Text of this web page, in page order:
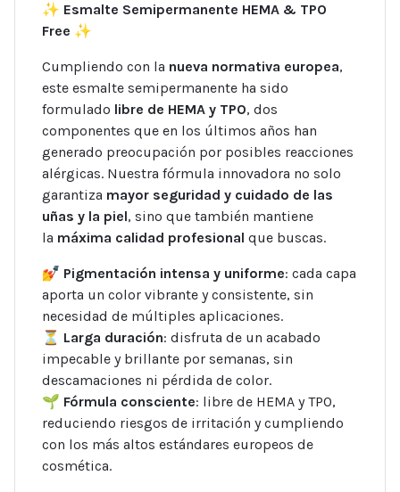
✨ Esmalte Semipermanente HEMA & TPO
Free ✨
Cumpliendo con la nueva normativa europea,
este esmalte semipermanente ha sido
formulado libre de HEMA y TPO, dos
componentes que en los últimos años han
generado preocupación por posibles reacciones
alérgicas. Nuestra fórmula innovadora no solo
garantiza mayor seguridad y cuidado de las
uñas y la piel, sino que también mantiene
la máxima calidad profesional que buscas.
💅 Pigmentación intensa y uniforme: cada capa
aporta un color vibrante y consistente, sin
necesidad de múltiples aplicaciones.
⏳ Larga duración: disfruta de un acabado
impecable y brillante por semanas, sin
descamaciones ni pérdida de color.
🌱 Fórmula consciente: libre de HEMA y TPO,
reduciendo riesgos de irritación y cumpliendo
con los más altos estándares europeos de
cosmética.